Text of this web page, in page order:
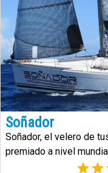
Soñador
Soñador, el velero de
premiado a nivel